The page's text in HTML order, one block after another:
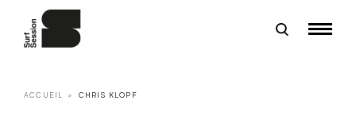
ACCUEIL CHRIS KLOPF